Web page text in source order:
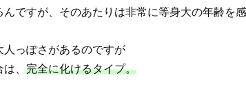
ですが、そのあたりは非常に等身大の年齢を感
人っぽさがあるのですが
、 完全に化けるタイプ。